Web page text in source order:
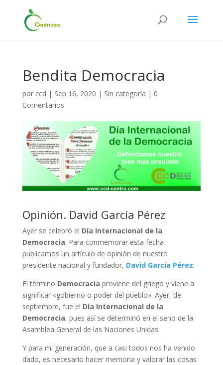
Bendita Democracia
por ccd | Sep 16, 2020 | Sin categoría | 0
Comentarios
Opinión. David García Pérez
Ayer se celebró el Día Internacional de la
Democracia. Para conmemorar esta fecha
publicamos un artículo de opinión de nuestro
presidente nacional y fundador, David García Pérez:
El término Democracia proviene del griego y viene a
significar «gobierno o poder del pueblo». Ayer, de
septiembre, fue el Día Internacional de la
Democracia, pues así se determinó en el seno de la
Asamblea General de las Naciones Unidas.
Y para mi generación, que a casi todos nos ha venido
dado, es necesario hacer memoria y valorar las cosas